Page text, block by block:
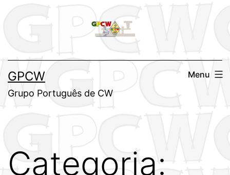
conteúdo
GPCW
Grupo Português de CW
Menu
Categoria: